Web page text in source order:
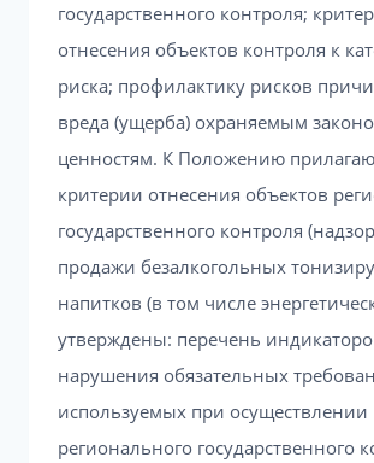
государственного контроля;
отнесения объектов контроля к
риска; профилактику рисков
вреда (ущерба) охраняемым
ценностям. К Положению
критерии отнесения объектов
государственного контроля
продажи безалкогольных
напитков (в том числе
утверждены: перечень
нарушения обязательных
используемых при осуществлении
регионального государственного